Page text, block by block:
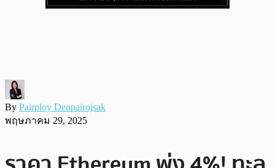
By Pairploy Denpairojsak
พฤษภาคม 29, 2025